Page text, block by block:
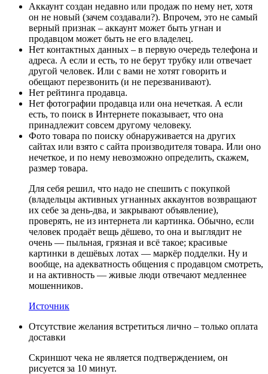
Аккаунт создан недавно или продаж по нему нет, хотя
он не новый (зачем создавали?). Впрочем, это не самый
верный признак – аккаунт может быть угнан и
продавцом может быть не его владелец.
Нет контактных данных – в первую очередь телефона и
адреса. А если и есть, то не берут трубку или отвечает
другой человек. Или с вами не хотят говорить и
обещают перезвонить (и не перезванивают).
Нет рейтинга продавца.
Нет фотографии продавца или она нечеткая. А если
есть, то поиск в Интернете показывает, что она
принадлежит совсем другому человеку.
Фото товара по поиску обнаруживается на других
сайтах или взято с сайта производителя товара. Или оно
нечеткое, и по нему невозможно определить, скажем,
размер товара.
Для себя решил, что надо не спешить с покупкой
(владельцы активных угнанных аккаунтов возвращают
их себе за день-два, и закрывают объявление),
проверять, не из интернета ли картинка. Обычно, если
человек продаёт вещь дёшево, то она и выглядит не
очень — пыльная, грязная и всё такое; красивые
картинки в дешёвых лотах — маркёр подделки. Ну и
вообще, на адекватность общения с продавцом смотреть,
и на активность — живые люди отвечают медленнее
мошенников.
Источник
Отсутствие желания встретиться лично – только оплата
доставки
Скриншот чека не является подтверждением, он
рисуется за 10 минут.